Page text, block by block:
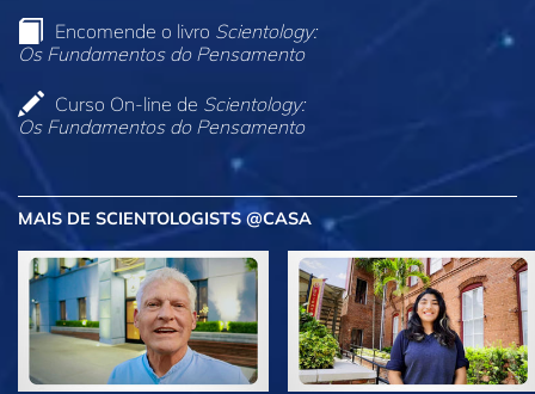
Encomende o livro Scientology:
Os Fundamentos do Pensamento
Curso On‑line de Scientology:
Os Fundamentos do Pensamento
MAIS DE SCIENTOLOGISTS @CASA